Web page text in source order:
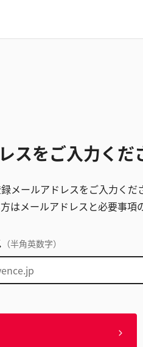
スをご入力くだ
メールアドレスをご入力くだ
はメールアドレスと必要事項
（半角英数字）